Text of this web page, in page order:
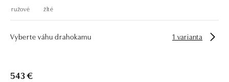
ružové žlté
Vyberte váhu drahokamu 1 varianta
543 €